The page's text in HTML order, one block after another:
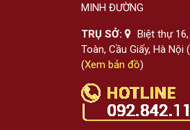
MINH ĐƯỜNG
TRỤ SỞ:
Biệt thự
Toàn, Cầu Giấy, Hà Nội
(Xem bản đồ)